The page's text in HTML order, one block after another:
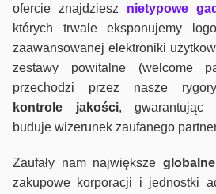
ofercie znajdziesz nietypowe
których trwale eksponujemy
zaawansowanej elektroniki
zestawy powitalne (welcome
przechodzi przez nasze
kontrole jakości, gwarantując
buduje wizerunek zaufanego
Zaufały nam największe
zakupowe korporacji i jednostki